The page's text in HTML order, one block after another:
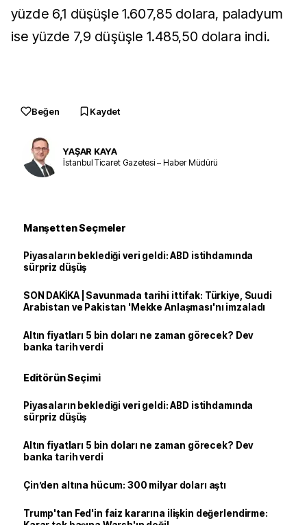
yüzde 6,1 düşüşle 1.607,85 dolara, paladyum
ise yüzde 7,9 düşüşle 1.485,50 dolara indi.
Beğen Kaydet
YAŞAR KAYA
İstanbul Ticaret Gazetesi – Haber Müdürü
Manşetten Seçmeler
Piyasaların beklediği veri geldi: ABD istihdamında
sürpriz düşüş
SON DAKİKA | Savunmada tarihi ittifak: Türkiye, Suudi
Arabistan ve Pakistan 'Mekke Anlaşması'nı imzaladı
Altın fiyatları 5 bin doları ne zaman görecek? Dev
banka tarih verdi
Editörün Seçimi
Piyasaların beklediği veri geldi: ABD istihdamında
sürpriz düşüş
Altın fiyatları 5 bin doları ne zaman görecek? Dev
banka tarih verdi
Çin’den altına hücum: 300 milyar doları aştı
Trump'tan Fed'in faiz kararına ilişkin değerlendirme: